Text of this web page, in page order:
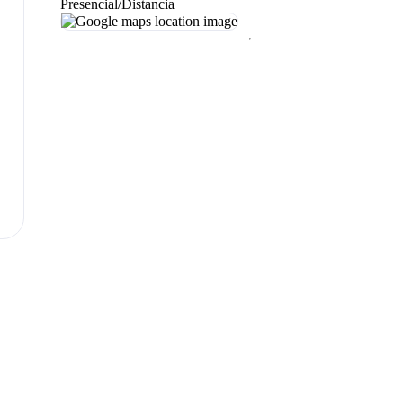
Presencial/Distancia